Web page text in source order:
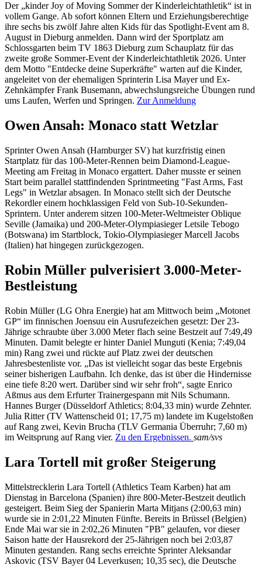
Der „kinder Joy of Moving Sommer der Kinderleichtathletik“ ist in
vollem Gange. Ab sofort können Eltern und Erziehungsberechtige
ihre sechs bis zwölf Jahre alten Kids für das Spotlight-Event am 8.
August in Dieburg anmelden. Dann wird der Sportplatz am
Schlossgarten beim TV 1863 Dieburg zum Schauplatz für das
zweite große Sommer-Event der Kinderleichtathletik 2026. Unter
dem Motto "Entdecke deine Superkräfte" warten auf die Kinder,
angeleitet von der ehemaligen Sprinterin Lisa Mayer und Ex-
Zehnkämpfer Frank Busemann, abwechslungsreiche Übungen rund
ums Laufen, Werfen und Springen. Zur Anmeldung
Owen Ansah: Monaco statt Wetzlar
Sprinter Owen Ansah (Hamburger SV) hat kurzfristig einen
Startplatz für das 100-Meter-Rennen beim Diamond-League-
Meeting am Freitag in Monaco ergattert. Daher musste er seinen
Start beim parallel stattfindenden Sprintmeeting "Fast Arms, Fast
Legs" in Wetzlar absagen. In Monaco stellt sich der Deutsche
Rekordler einem hochklassigen Feld von Sub-10-Sekunden-
Sprintern. Unter anderem sitzen 100-Meter-Weltmeister Oblique
Seville (Jamaika) und 200-Meter-Olympiasieger Letsile Tebogo
(Botswana) im Startblock, Tokio-Olympiasieger Marcell Jacobs
(Italien) hat hingegen zurückgezogen.
Robin Müller pulverisiert 3.000-Meter-
Bestleistung
Robin Müller (LG Ohra Energie) hat am Mittwoch beim „Motonet
GP“ im finnischen Joensuu ein Ausrufezeichen gesetzt: Der 23-
Jährige schraubte über 3.000 Meter flach seine Bestzeit auf 7:49,49
Minuten. Damit belegte er hinter Daniel Munguti (Kenia; 7:49,04
min) Rang zwei und rückte auf Platz zwei der deutschen
Jahresbestenliste vor. „Das ist vielleicht sogar das beste Ergebnis
seiner bisherigen Laufbahn. Ich denke, das ist über die Hindernisse
eine tiefe 8:20 wert. Darüber sind wir sehr froh“, sagte Enrico
Aßmus aus dem Erfurter Trainergespann mit Nils Schumann.
Hannes Burger (Düsseldorf Athletics; 8:04,33 min) wurde Zehnter.
Julia Ritter (TV Wattenscheid 01; 17,75 m) landete im Kugelstoßen
auf Rang zwei, Kevin Brucha (TLV Germania Überruhr; 7,60 m)
im Weitsprung auf Rang vier. Zu den Ergebnissen. sam/svs
Lara Tortell mit großer Steigerung
Mittelstrecklerin Lara Tortell (Athletics Team Karben) hat am
Dienstag in Barcelona (Spanien) ihre 800-Meter-Bestzeit deutlich
gesteigert. Beim Sieg der Spanierin Marta Mitjans (2:00,63 min)
wurde sie in 2:01,22 Minuten Fünfte. Bereits in Brüssel (Belgien)
Ende Mai war sie in 2:02,26 Minuten "PB" gelaufen, vor dieser
Saison hatte der Hausrekord der 25-Jährigen noch bei 2:03,87
Minuten gestanden. Rang sechs erreichte Sprinter Aleksandar
Askovic (TSV Bayer 04 Leverkusen; 10,35 sec), die Deutsche